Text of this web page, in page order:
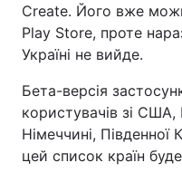
Create. Його вже
Play Store, проте
Україні не вийде.
Бета-версія
користувачів зі США,
Німеччині, Південної
цей список країн